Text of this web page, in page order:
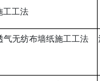
工工法
气无纺布墙纸施工工法